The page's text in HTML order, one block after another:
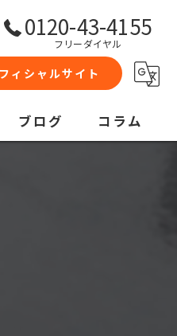
0120-43-4155
フリーダイヤル
ィシャルサイト
ブログ コラム